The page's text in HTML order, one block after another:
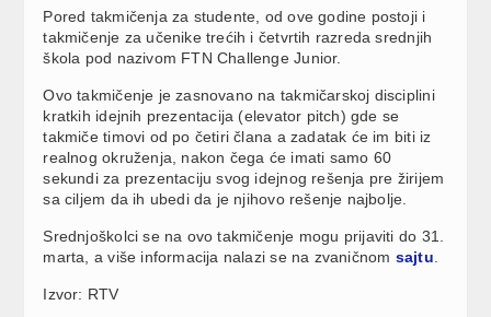
Pored takmičenja za studente, od ove godine postoji i
takmičenje za učenike trećih i četvrtih razreda srednjih
škola pod nazivom FTN Challenge Junior.
Ovo takmičenje je zasnovano na takmičarskoj disciplini
kratkih idejnih prezentacija (elevator pitch) gde se
takmiče timovi od po četiri člana a zadatak će im biti iz
realnog okruženja, nakon čega će imati samo 60
sekundi za prezentaciju svog idejnog rešenja pre žirijem
sa ciljem da ih ubedi da je njihovo rešenje najbolje.
Srednjoškolci se na ovo takmičenje mogu prijaviti do 31.
marta, a više informacija nalazi se na zvaničnom sajtu
Izvor: RTV